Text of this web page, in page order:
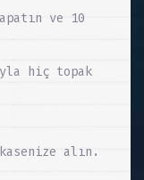
ve 10
hiç topak
alın.